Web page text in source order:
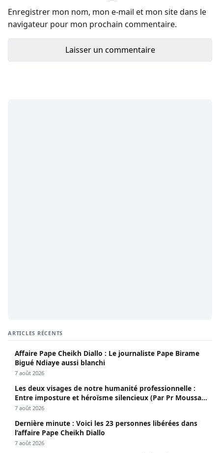
Enregistrer mon nom, mon e-mail et mon site dans le
navigateur pour mon prochain commentaire.
ARTICLES RÉCENTS
Affaire Pape Cheikh Diallo : Le journaliste Pape Birame
Bigué Ndiaye aussi blanchi
7 août 2026
Les deux visages de notre humanité professionnelle :
Entre imposture et héroïsme silencieux (Par Pr Moussa
Seydi)
7 août 2026
Dernière minute : Voici les 23 personnes libérées dans
l’affaire Pape Cheikh Diallo
7 août 2026